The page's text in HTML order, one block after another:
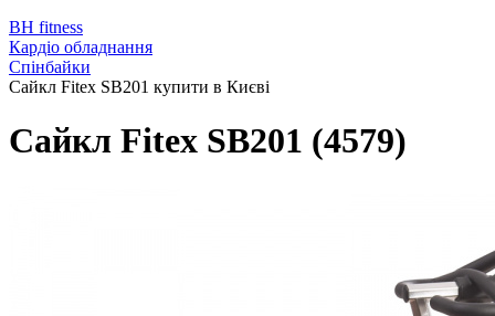
BH fitness
Кардіо обладнання
Спінбайки
Сайкл Fitex SB201 купити в Києві
Сайкл Fitex SB201 (4579)